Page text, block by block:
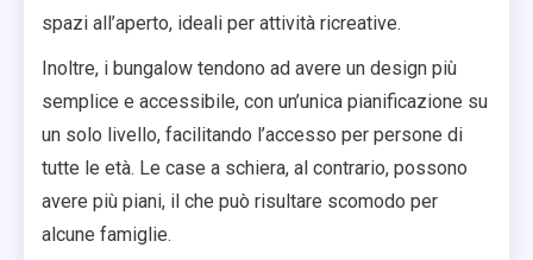
spazi all’aperto, ideali per attività ricreative.
Inoltre, i bungalow tendono ad avere un design più
semplice e accessibile, con un’unica pianificazione su
un solo livello, facilitando l’accesso per persone di
tutte le età. Le case a schiera, al contrario, possono
avere più piani, il che può risultare scomodo per
alcune famiglie.